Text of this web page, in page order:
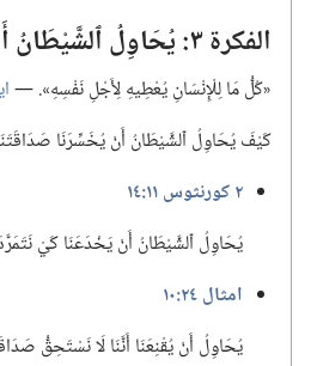
الفكرة ٣:‏ يُحَاوِلُ ٱلشَّيْطَانُ أَنْ يُبْعِدَكَ عَنْ يَهْوَهَ
‏«كُلُّ مَا لِلْإِنْسَانِ يُعْطِيهِ لِأَجْلِ نَفْسِهِ».‏ —‏
كَيْفَ يُحَاوِلُ ٱلشَّيْطَانُ أَنْ يُخَسِّرَنَا
٢ كورنثوس ١١:‏١٤
يُحَاوِلُ ٱلشَّيْطَانُ أَنْ يَخْدَعَنَا كَيْ
امثال ٢٤:‏١٠
يُحَاوِلُ أَنْ يُقْنِعَنَا أَنَّنَا لَا نَسْتَحِقُّ